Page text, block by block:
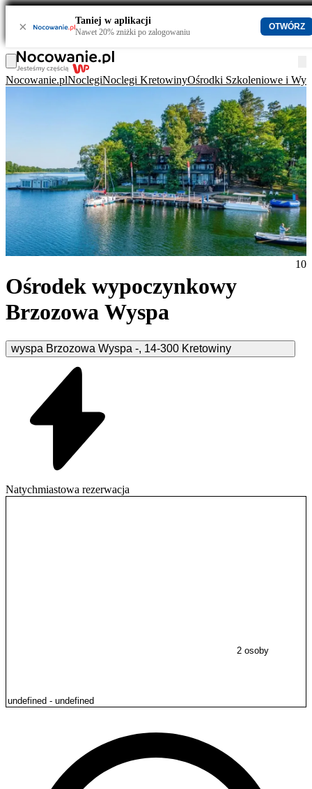
× Taniej w aplikacji
Nawet 20% zniżki po zalogowaniu
OTWÓRZ
Nocowanie.plNoclegiNoclegi KretowinyOśrodki Szkoleniowe i
Ośrodek wypoczynkowy
Brzozowa Wyspa
wyspa Brzozowa Wyspa -, 14-300 Kretowiny
10
Natychmiastowa rezerwacja
2 osoby